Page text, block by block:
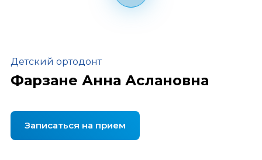
Детский ортодонт
Фарзане Анна Аслановна
Записаться на прием